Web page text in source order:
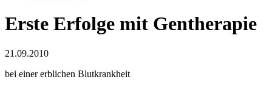
Erste Erfolge mit Gentherapie
21.09.2010
bei einer erblichen Blutkrankheit